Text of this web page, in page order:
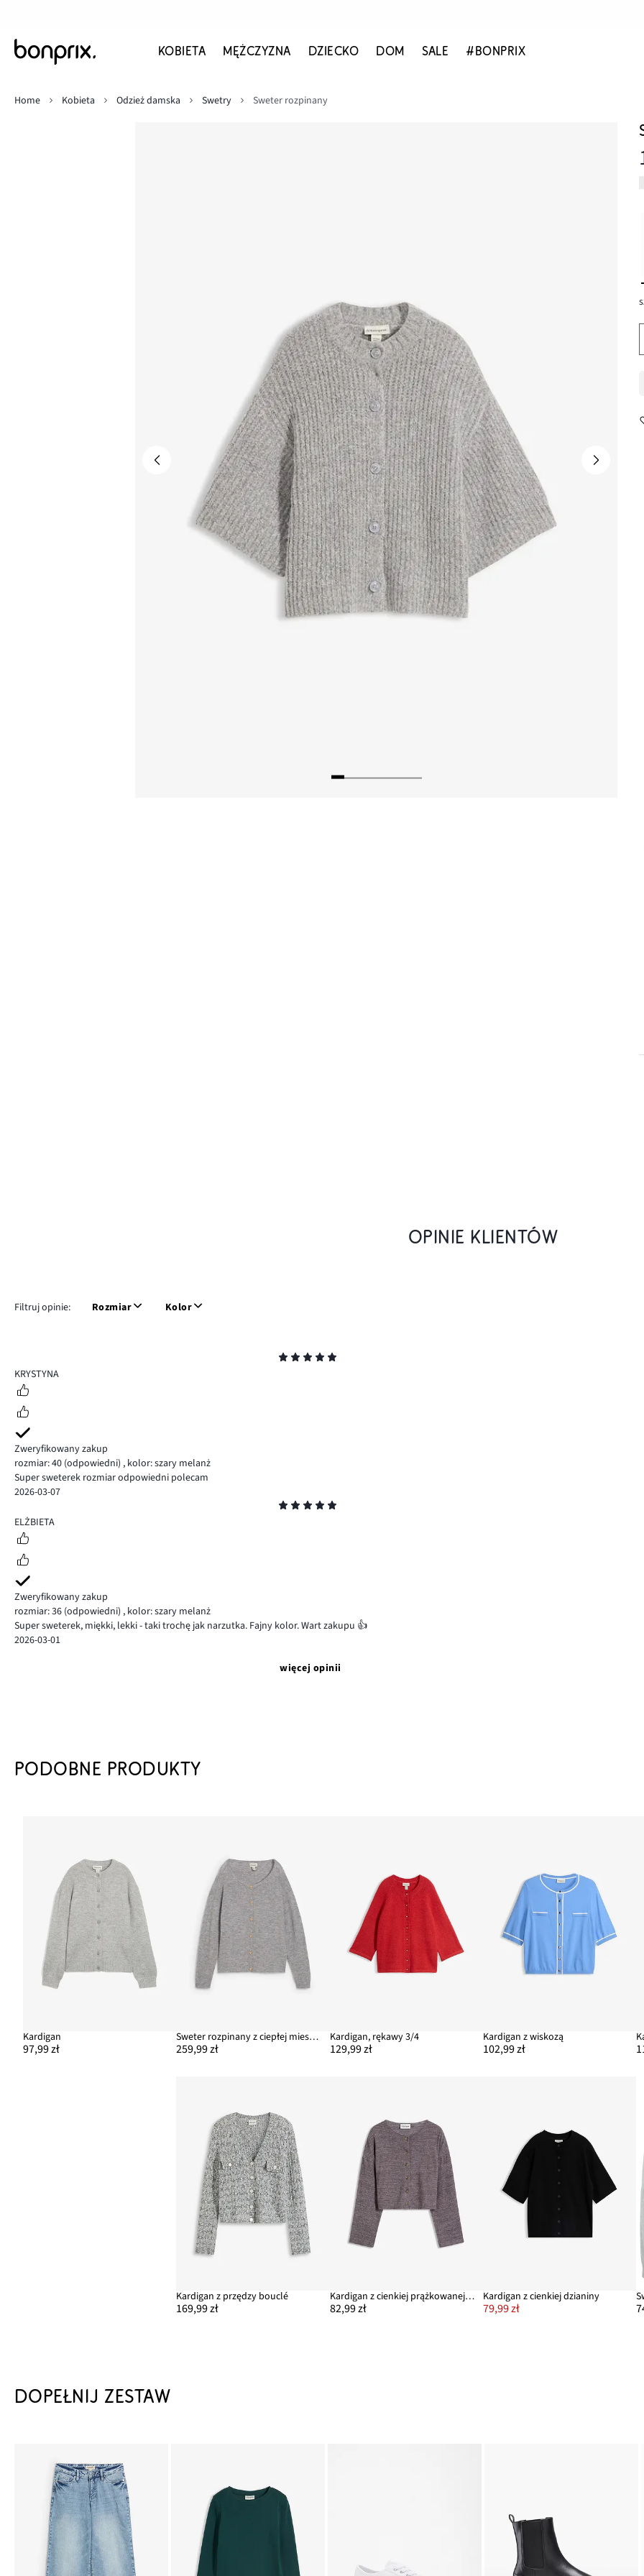
KOBIETA MĘŻCZYZNA DZIECKO DOM SALE #BONPRIX
Home
Kobieta Odzież damska Swetry Sweter rozpinany
OPINIE KLIENTÓW
Filtruj opinie: Rozmiar Kolor
5
KRYSTYNA
Zweryfikowany zakup
rozmiar: 40 (odpowiedni) , kolor: szary melanż
Super sweterek rozmiar odpowiedni polecam
2026-03-07
5
ELŻBIETA
Zweryfikowany zakup
rozmiar: 36 (odpowiedni) , kolor: szary melanż
Super sweterek, miękki, lekki - taki trochę jak narzutka. Fajny kolor. Wart zakupu 👍
2026-03-01
więcej opinii
PODOBNE PRODUKTY
Kardigan
97,99 zł
Sweter rozpinany z ciepłej mieszanki alpaki
259,99 zł
Kardigan, rękawy 3/4
129,99 zł
Kardigan z wiskozą
102,99 zł
Kardigan z przędzy bouclé
169,99 zł
Kardigan z cienkiej prążkowanej dzianiny
82,99 zł
Kardigan z cienkiej dzianiny
79,99 zł
DOPEŁNIJ ZESTAW